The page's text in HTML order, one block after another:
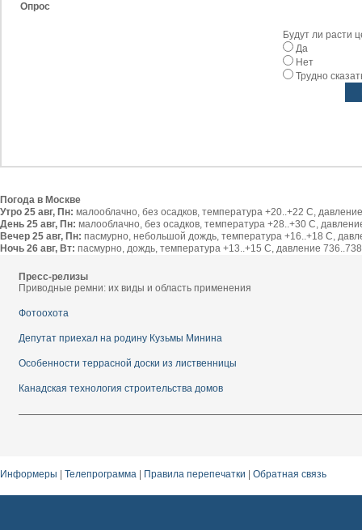
Опрос
Будут ли расти
Да
Нет
Трудно
Погода в Москве
Утро 25 авг, Пн: малооблачно, без осадков, температура +20..+22 С,
День 25 авг, Пн: малооблачно, без осадков, температура +28..+30 С,
Вечер 25 авг, Пн: пасмурно, небольшой дождь, температура +16..+18 С,
Ночь 26 авг, Вт: пасмурно, дождь, температура +13..+15 С, давление
Пресс-релизы
Приводные ремни: их виды и область применения
Фотоохота
Депутат приехал на родину Кузьмы Минина
Особенности террасной доски из лиственницы
Канадская технология строительства домов
Информеры Телепрограмма Правила перепечатки Обратная связь